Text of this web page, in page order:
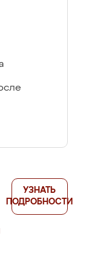
УЗНАТЬ
ПОДРОБНОСТИ